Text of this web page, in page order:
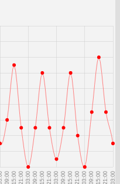
09:00 15:00 21:00 03:00 09:00 15:00 21:00 03:00 09:00 15:00 21:00 03:00 09:00 15:00 21:00 03:00